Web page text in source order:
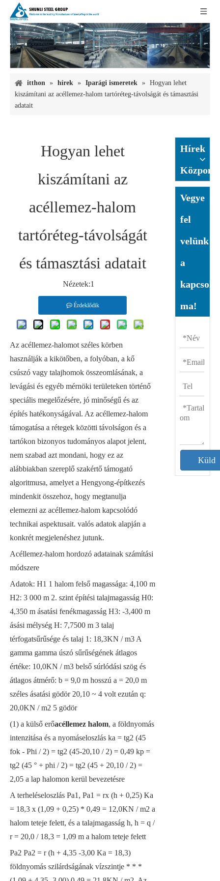
itthon » hírek » Iparági ismeretek » Hogyan lehet
kiszámítani az acéllemez-halom tartóréteg-távolságát és támasztási
adatait
Hogyan lehet
kiszámítani az
acéllemez-halom
tartóréteg-távolságát
és támasztási adatait
Nézetek:1
Érdeklődik
Az acéllemez-halomot széles körben
használják a kikötőben, a folyóban, a kő
csúszó vagy talajhomok összeomlásának, a
levágási és egyéb mérnöki területeken történő
speciális megelőzésére, jó minőségű és az
építés hatékonyságával. Az acéllemez-halom
támogatása a rétegek közötti távolságon és a
tartókon bizonyos tudományos alapot jelent,
nem szabad azt mondani, hogy ez az
alábbiakban szereplő szakértő támogató
algoritmusa, amelyet a Hengyong-építkezés
mindenkit összehoz, hogy megtanulja
elemezni az acéllemez-halom kapcsolódó
technikai aspektusait. valós adatok alapján a
konkrét megjelenéshez jutunk.
Acéllemez-halom hordozó adatainak számítási
módszere
Adatok: H1 1 halom felső magassága: 4,100 m
H2: 3 000 m 2. szint építési talajmagasság H0:
4,350 m ásatási fenékmagasság H3: -3,400 m
ásási mélység H: 7,7500 m 3 talaj
térfogatsűrűsége és talaj 1: 18,3KN / m3 A
gamma gamma úszó sűrűségének átlagos
értéke: 10,0KN / m3 belső súrlódási szög és
átlagos átmérő: b = 9,0 m hosszú a = 20,0 m
széles ásatási gödör 20,10 ~ 4 volt ezután q:
20,0KN / m2 5 gödör
(1) a külső erőacéllemez halom, a földnyomás
intenzitása és a nyomáseloszlás ka = tg2 (45
fok - Phi / 2) = tg2 (45-20,10 / 2) = 0,49 kp =
tg2 (45 ° + phi / 2) = tg2 (45 + 20,10 / 2) =
2,05 a lap halomon kerül bevezetésre
A terheléseloszlás Pa1, Pa1 = rx (h + 0,25) Ka
= 18,3 x (1,09 + 0,25) * 0,49 = 12,0KN / m2 a
halom teteje felett, és a talajmagasság h, h = q /
r = 20,0 / 18,3 = 1,09 m a halom teteje felett
Pa2 Pa2 = r (h + 4,35 -3,00 Ka = 18,3)
földnyomás szilárdságának vízszintje * * *
Hírek
Központ
Vegye
fel
velünk
a
ma!
Küld